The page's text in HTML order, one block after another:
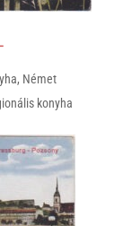
, Német
konyha